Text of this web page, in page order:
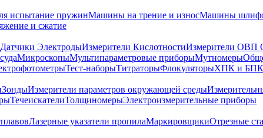
испытание пружинМашины на трение и износМашины
и сжатие
Датчики ЭлектродыИзмерители КислотностиИзмерители ОВП
МикроскопыМультипараметровые приборыМутномеры
Тест-наборыТитраторыФлокуляторыХПК и БПК
ЗондыИзмерители параметров окружающей среды
ТечеискателиТолщиномерыЭлектроизмерительные приборы
Лазерные указатели пропилаМаркировщикиОтрезные